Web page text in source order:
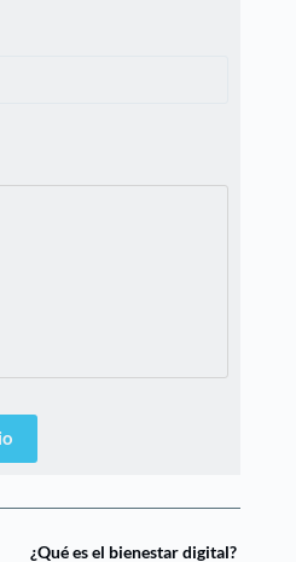
¿Qué es el bienestar digital?